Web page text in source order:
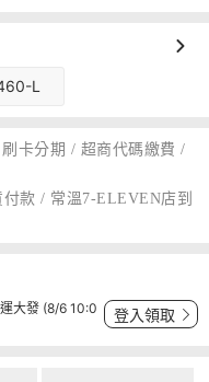
L
卡分期 / 超商代碼繳費 /
款 / 常溫7-ELEVEN店到
大發 (8/6 10:0
登入領取